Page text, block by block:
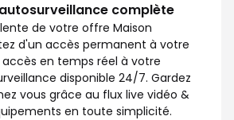
complète
de votre offre Maison
d'un accès permanent à votre
en temps réel à votre
disponible 24/7. Gardez
vous grâce au flux live vidéo &
en toute simplicité.